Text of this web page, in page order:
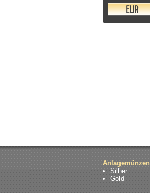
EUR
Anlagemünzen
Silber
Gold